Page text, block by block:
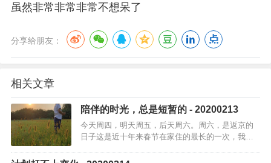
虽然非常非常非常不想呆了
分享给朋友：
相关文章
陪伴的时光，总是短暂的 - 20200213
今天周四，明天周五，后天周六。周六，是返京的
日子这是近十年来春节在家住的最长的一次，我已
耍的地方，天气好时午饭直接院子吃一家人基本不